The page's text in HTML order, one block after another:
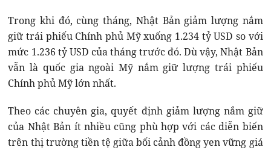
Trong khi đó, cùng tháng, Nhật Bản giảm lượng nắm
giữ trái phiếu Chính phủ Mỹ xuống 1.234 tỷ USD so với
mức 1.236 tỷ USD của tháng trước đó. Dù vậy, Nhật Bản
vẫn là quốc gia ngoài Mỹ nắm giữ lượng trái phiếu
Chính phủ Mỹ lớn nhất.
Theo các chuyên gia, quyết định giảm lượng nắm giữ
của Nhật Bản ít nhiều cũng phù hợp với các diễn biến
trên thị trường tiền tệ giữa bối cảnh đồng yen vững giá